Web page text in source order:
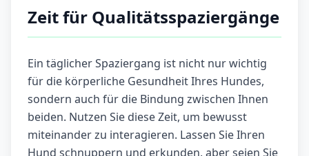
Zeit für Qualitätsspaziergänge
Ein täglicher Spaziergang ist nicht nur wichtig
für die körperliche Gesundheit Ihres Hundes,
sondern auch für die Bindung zwischen Ihnen
beiden. Nutzen Sie diese Zeit, um bewusst
miteinander zu interagieren. Lassen Sie Ihren
Hund schnuppern und erkunden, aber seien Sie